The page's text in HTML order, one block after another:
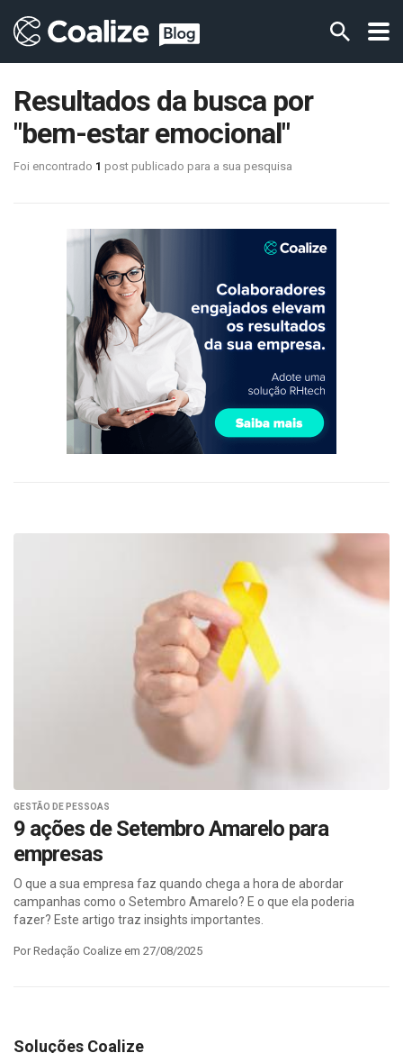
Resultados da busca por
"bem-estar emocional"
Foi encontrado 1 post publicado para a sua pesquisa
GESTÃO DE PESSOAS
9 ações de Setembro Amarelo para
empresas
O que a sua empresa faz quando chega a hora de abordar
campanhas como o Setembro Amarelo? E o que ela poderia
fazer? Este artigo traz insights importantes.
Por Redação Coalize em 27/08/2025
Soluções Coalize